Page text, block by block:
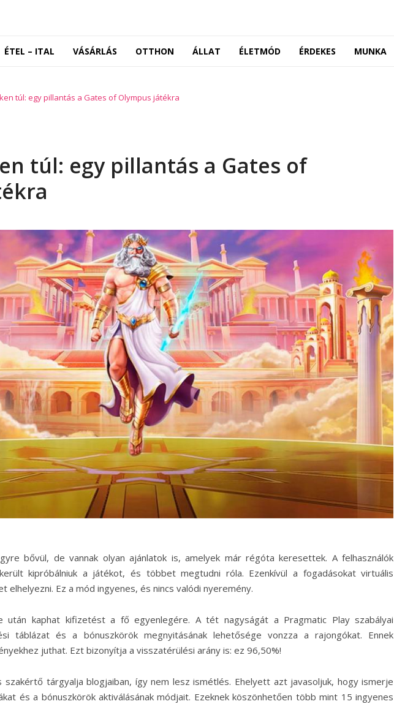
ÉTEL – ITAL VÁSÁRLÁS OTTHON ÁLLAT ÉLETMÓD ÉRDEKES MUNKA
túl: egy pillantás a Gates of Olympus játékra
túl: egy pillantás a Gates of
bővül, de vannak olyan ajánlatok is, amelyek már régóta keresettek. A felhasználók
kipróbálniuk a játékot, és többet megtudni róla. Ezenkívül a fogadásokat virtuális
elhelyezni. Ez a mód ingyenes, és nincs valódi nyeremény.
után kaphat kifizetést a fő egyenlegére. A tét nagyságát a Pragmatic Play szabályai
táblázat és a bónuszkörök megnyitásának lehetősége vonzza a rajongókat. Ennek
juthat. Ezt bizonyítja a visszatérülési arány is: ez 96,50%!
szakértő tárgyalja blogjaiban, így nem lesz ismétlés. Ehelyett azt javasoljuk, hogy ismerje
és a bónuszkörök aktiválásának módjait. Ezeknek köszönhetően több mint 15 ingyenes